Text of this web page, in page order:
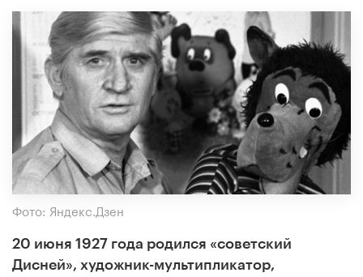
Фото: Яндекс.Дзен
20 июня 1927 года родился «советский
Дисней», художник-мультипликатор,